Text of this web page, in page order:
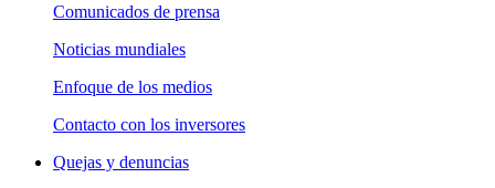
Comunicados de prensa
Noticias mundiales
Enfoque de los medios
Contacto con los inversores
Quejas y denuncias